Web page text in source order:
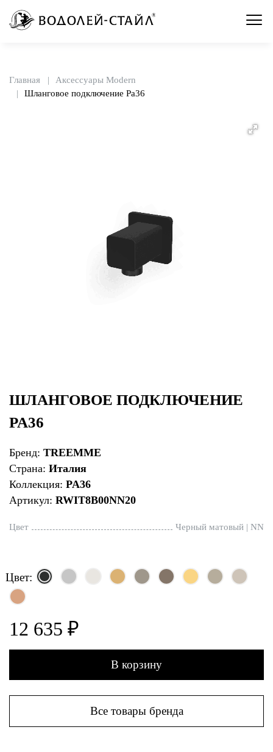
Главная
Аксессуары Modern
Шланговое подключение Pa36
ШЛАНГОВОЕ ПОДКЛЮЧЕНИЕ
PA36
Бренд: TREEMME
Страна: Италия
Коллекция: PA36
Артикул: RWIT8B00NN20
Цвет Черный матовый | NN
Цвет:
12 635 ₽
В корзину
Все товары бренда